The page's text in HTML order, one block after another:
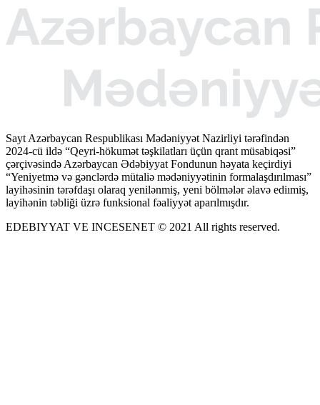
Sayt Azərbaycan Respublikası Mədəniyyət Nazirliyi tərəfindən
2024-cü ildə “Qeyri-hökumət təşkilatları üçün qrant müsabiqəsi”
çərçivəsində Azərbaycan Ədəbiyyat Fondunun həyata keçirdiyi
“Yeniyetmə və gənclərdə mütaliə mədəniyyətinin formalaşdırılması”
layihəsinin tərəfdaşı olaraq yenilənmiş, yeni bölmələr əlavə ediımiş,
layihənin təbliği üzrə funksional fəaliyyət aparılmışdır.
EDEBIYYAT VE INCESENET © 2021 All rights reserved.